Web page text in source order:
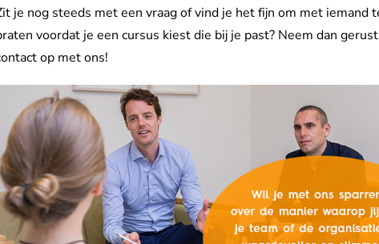
je nog steeds met een vraag of vind je het fijn om met iemand
voordat je een cursus kiest die bij je past? Neem dan gerust
op met ons!